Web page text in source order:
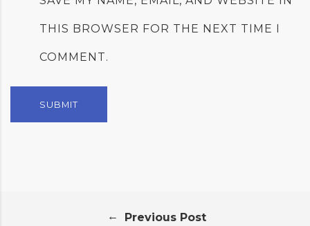
THIS BROWSER FOR THE NEXT TIME I
COMMENT.
← Previous Post